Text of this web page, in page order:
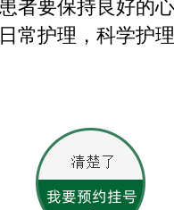
者要保持良好的
常护理，科学护